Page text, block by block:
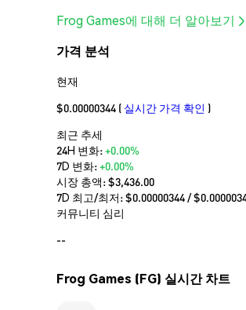
Frog Games에 대해 더 알아보기
가격 분석
현재
$0.00000344 ( 실시간 가격 확인 )
최근 추세
24H 변화:+0.00%
7D 변화:+0.00%
시장 총액:$3,436.00
7D 최고/최저: $0.00000344/ $
커뮤니티 심리
--
Frog Games (FG) 실시간 차트